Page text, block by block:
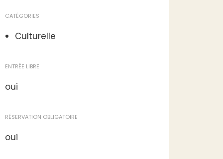
CATÉGORIES
Culturelle
ENTRÉE LIBRE
oui
RÉSERVATION OBLIGATOIRE
oui